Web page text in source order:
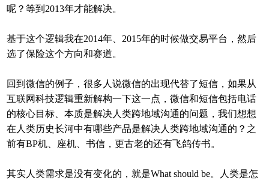
呢？等到2013年才能解决。
基于这个逻辑我在2014年、2015年的时候做交易平台，然后
选了保险这个方向和赛道。
回到微信的例子，很多人说微信的出现代替了短信，如果从
互联网科技逻辑重新解构一下这一点，微信和短信包括电话
的核心目标、本质是解决人类跨地域沟通的问题，我们想想
在人类历史长河中有哪些产品是解决人类跨地域沟通的？之
前有BP机、座机、书信，更古老的还有飞鸽传书。
其实人类需求是没有变化的，就是What should be。人类是怎